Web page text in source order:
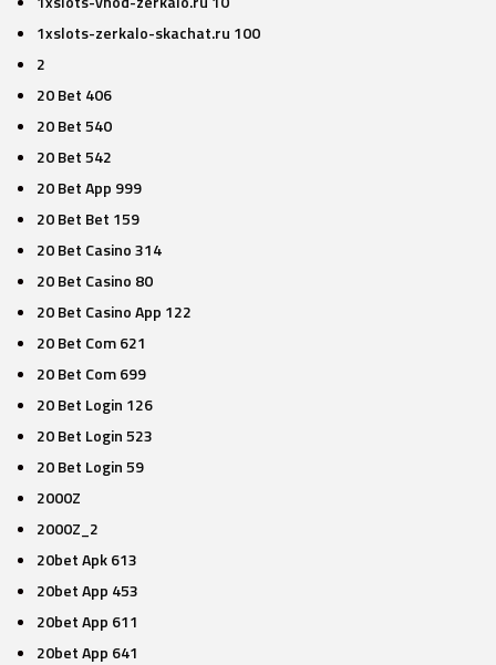
1xslots-zerkalo-skachat.ru 100
2
20 Bet 406
20 Bet 540
20 Bet 542
20 Bet App 999
20 Bet Bet 159
20 Bet Casino 314
20 Bet Casino 80
20 Bet Casino App 122
20 Bet Com 621
20 Bet Com 699
20 Bet Login 126
20 Bet Login 523
20 Bet Login 59
2000Z
2000Z_2
20bet Apk 613
20bet App 453
20bet App 611
20bet App 641